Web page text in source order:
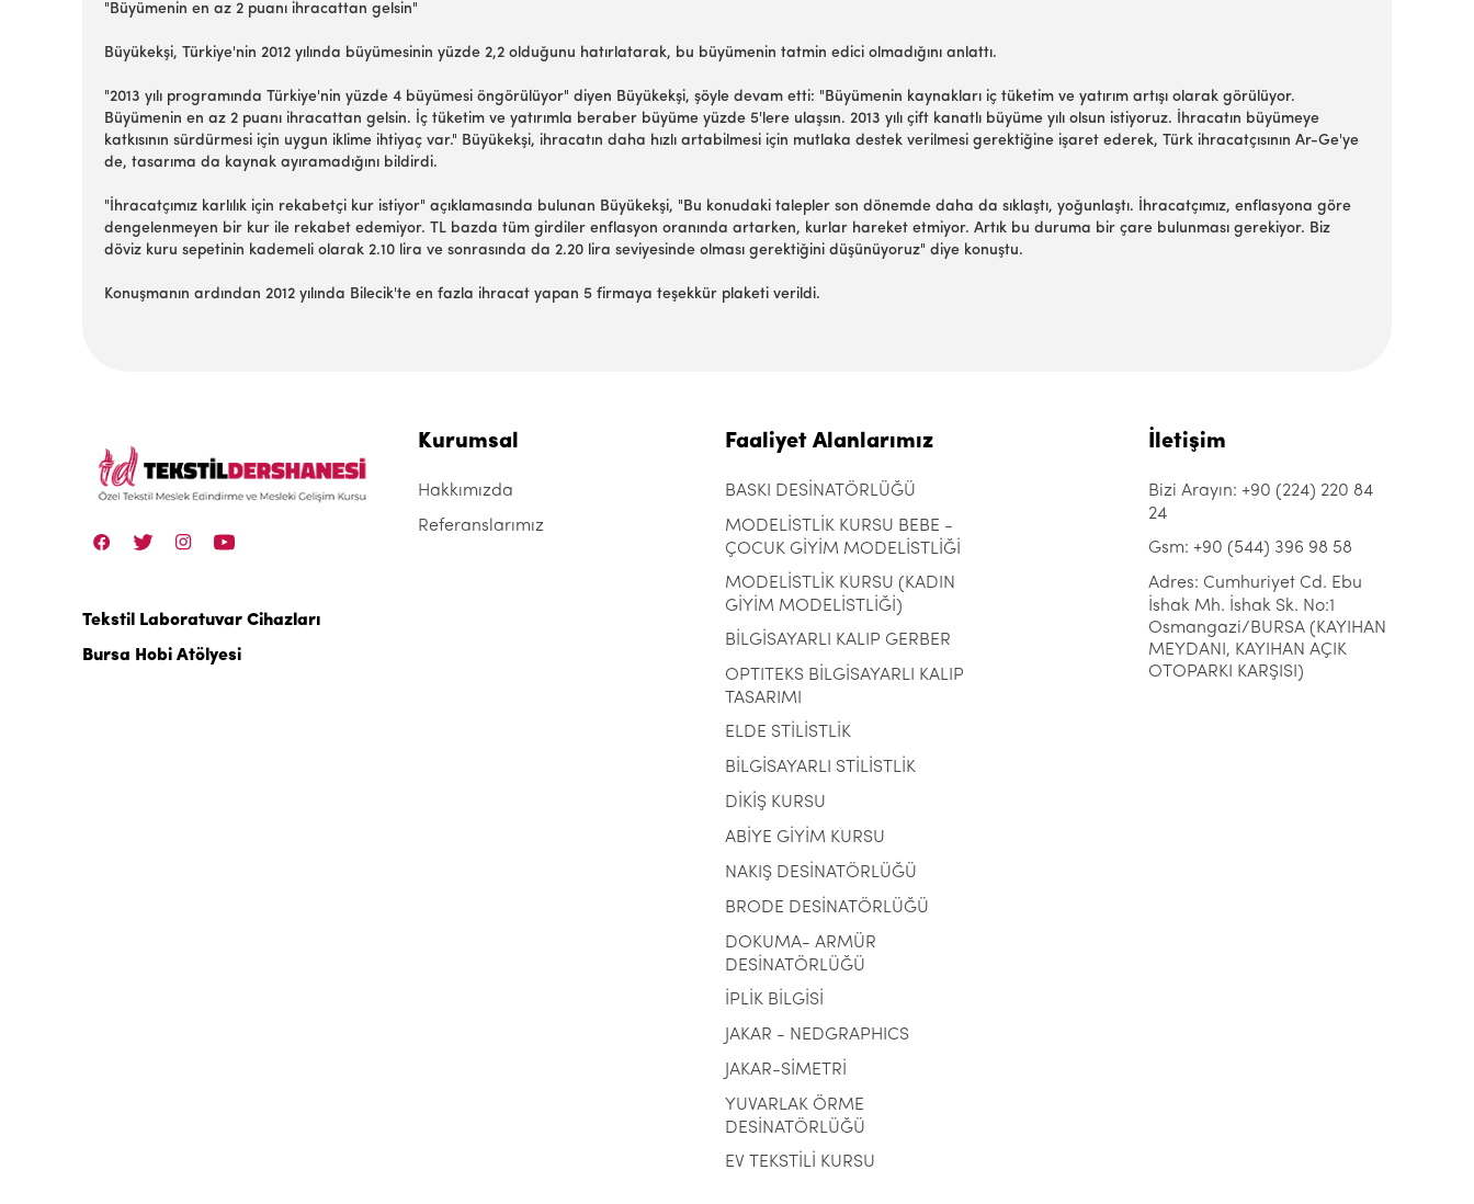
"Büyümenin en az 2 puanı ihracattan gelsin"
Büyükekşi, Türkiye'nin 2012 yılında büyümesinin yüzde 2,2 olduğunu hatırlatarak, bu büyümenin tatmin edici olmadığını anlattı.
"2013 yılı programında Türkiye'nin yüzde 4 büyümesi öngörülüyor" diyen Büyükekşi, şöyle devam etti: "Büyümenin kaynakları iç tüketim ve yatırım artışı olarak görülüyor.
Büyümenin en az 2 puanı ihracattan gelsin. İç tüketim ve yatırımla beraber büyüme yüzde 5'lere ulaşsın. 2013 yılı çift kanatlı büyüme yılı olsun istiyoruz. İhracatın büyümeye
katkısının sürdürmesi için uygun iklime ihtiyaç var." Büyükekşi, ihracatın daha hızlı artabilmesi için mutlaka destek verilmesi gerektiğine işaret ederek, Türk ihracatçısının Ar-Ge'ye
de, tasarıma da kaynak ayıramadığını bildirdi.
"İhracatçımız karlılık için rekabetçi kur istiyor" açıklamasında bulunan Büyükekşi, "Bu konudaki talepler son dönemde daha da sıklaştı, yoğunlaştı. İhracatçımız, enflasyona göre
dengelenmeyen bir kur ile rekabet edemiyor. TL bazda tüm girdiler enflasyon oranında artarken, kurlar hareket etmiyor. Artık bu duruma bir çare bulunması gerekiyor. Biz
döviz kuru sepetinin kademeli olarak 2.10 lira ve sonrasında da 2.20 lira seviyesinde olması gerektiğini düşünüyoruz" diye konuştu.
Konuşmanın ardından 2012 yılında Bilecik'te en fazla ihracat yapan 5 firmaya teşekkür plaketi verildi.
Tekstil Laboratuvar Cihazları
Bursa Hobi Atölyesi
Kurumsal
Hakkımızda
Referanslarımız
Faaliyet Alanlarımız
BASKI DESİNATÖRLÜĞÜ
MODELİSTLİK KURSU BEBE -
ÇOCUK GİYİM MODELİSTLİĞİ
MODELİSTLİK KURSU (KADIN
GİYİM MODELİSTLİĞİ)
BİLGİSAYARLI KALIP GERBER
OPTITEKS BİLGİSAYARLI KALIP
TASARIMI
ELDE STİLİSTLİK
BİLGİSAYARLI STİLİSTLİK
DİKİŞ KURSU
ABİYE GİYİM KURSU
NAKIŞ DESİNATÖRLÜĞÜ
BRODE DESİNATÖRLÜĞÜ
DOKUMA- ARMÜR
DESİNATÖRLÜĞÜ
İPLİK BİLGİSİ
JAKAR - NEDGRAPHICS
JAKAR-SİMETRİ
YUVARLAK ÖRME
DESİNATÖRLÜĞÜ
EV TEKSTİLİ KURSU
İletişim
Bizi Arayın: +90 (224) 220 84
24
Gsm: +90 (544) 396 98 58
Adres: Cumhuriyet Cd. Ebu
İshak Mh. İshak Sk. No:1
Osmangazi/BURSA (KAYIHAN
MEYDANI, KAYIHAN AÇIK
OTOPARKI KARŞISI)